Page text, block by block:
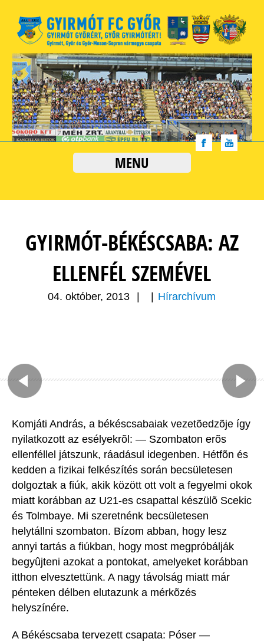
MENU
GYIRMÓT-BÉKÉSCSABA: AZ
ELLENFÉL SZEMÉVEL
04. október, 2013 Hírarchívum
Komjáti András, a békéscsabaiak vezetõedzõje így
nyilatkozott az esélyekrõl: — Szombaton erõs
ellenféllel játszunk, ráadásul idegenben. Hétfõn és
kedden a fizikai felkészítés során becsületesen
dolgoztak a fiúk, akik között ott volt a fegyelmi okok
miatt korábban az U21-es csapattal készülõ Scekic
és Tolmbaye. Mi szeretnénk becsületesen
helytállni szombaton. Bízom abban, hogy lesz
annyi tartás a fiúkban, hogy most megpróbálják
begyûjteni azokat a pontokat, amelyeket korábban
itthon elvesztettünk. A nagy távolság miatt már
pénteken délben elutazunk a mérkõzés
helyszínére.
A Békéscsaba tervezett csapata: Póser —